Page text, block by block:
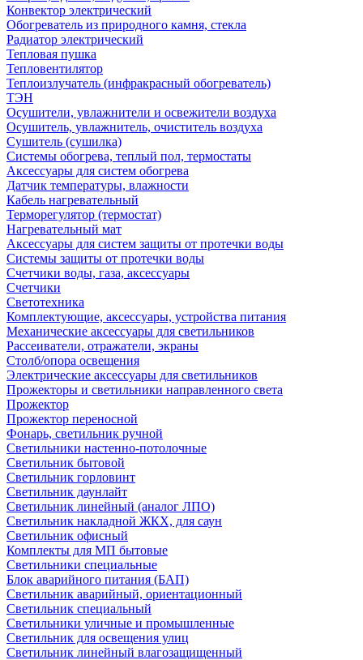
Конвектор электрический
Обогреватель из природного камня, стекла
Радиатор электрический
Тепловая пушка
Тепловентилятор
Теплоизлучатель (инфракрасный обогреватель)
ТЭН
Осушители, увлажнители и освежители воздуха
Осушитель, увлажнитель, очиститель воздуха
Сушитель (сушилка)
Системы обогрева, теплый пол, термостаты
Аксессуары для систем обогрева
Датчик температуры, влажности
Кабель нагревательный
Терморегулятор (термостат)
Нагревательный мат
Аксессуары для систем защиты от протечки воды
Системы защиты от протечки воды
Счетчики воды, газа, аксессуары
Счетчики
Светотехника
Комплектующие, аксессуары, устройства питания
Механические аксессуары для светильников
Рассеиватели, отражатели, экраны
Столб/опора освещения
Электрические аксессуары для светильников
Прожекторы и светильники направленного света
Прожектор
Прожектор переносной
Фонарь, светильник ручной
Светильники настенно-потолочные
Светильник бытовой
Светильник горловинт
Светильник даунлайт
Светильник линейный (аналог ЛПО)
Светильник накладной ЖКХ, для саун
Светильник офисный
Комплекты для МП бытовые
Светильники специальные
Блок аварийного питания (БАП)
Светильник аварийный, ориентационный
Светильник специальный
Светильники уличные и промышленные
Светильник для освещения улиц
Светильник линейный влагозащищенный